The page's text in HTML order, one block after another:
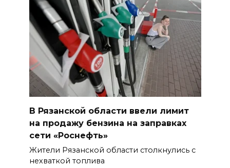
В Рязанской области ввели лимит
на продажу бензина на заправках
сети «Роснефть»
Жители Рязанской области столкнулись с
нехваткой топлива